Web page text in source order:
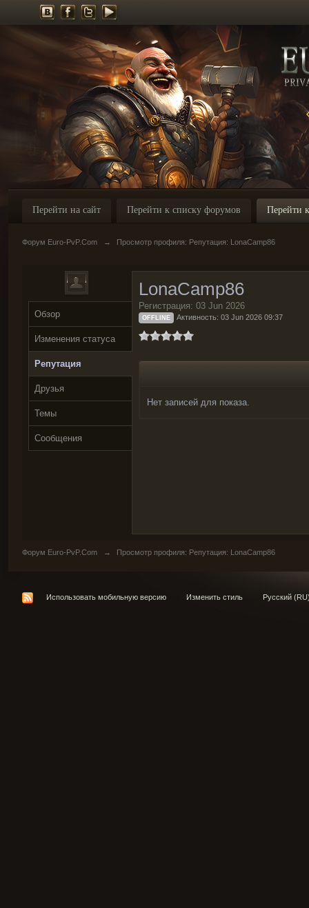
Перейти на сайт Перейти к списку форумов Перейти
Форум Euro-PvP.Com → Просмотр профиля: Репутация: LonaCamp86
Обзор
Изменения статуса
Репутация
Друзья
Темы
Сообщения
LonaCamp86
Регистрация: 03 Jun 2026
OFFLINE Активность: 03 Jun 2026 09:37
Нет записей для показа.
Форум Euro-PvP.Com → Просмотр профиля: Репутация: LonaCamp86
Использовать мобильную версию Изменить стиль Русский